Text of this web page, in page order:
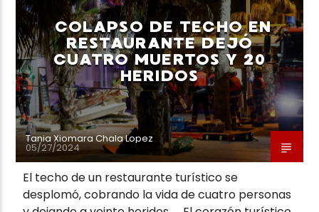
Neiva Estereo
COLAPSO DE TECHO EN
RESTAURANTE DEJÓ
CUATRO MUERTOS Y 20
HERIDOS
Tania Xiomara Chala Lopez
05/27/2024
El techo de un restaurante turístico se
desplomó, cobrando la vida de cuatro personas